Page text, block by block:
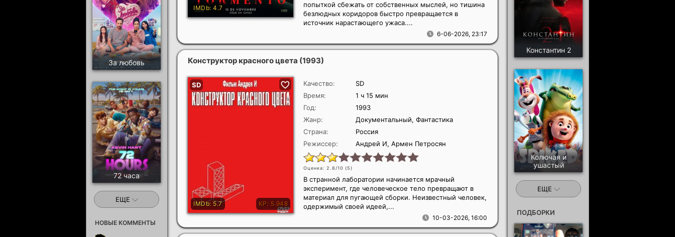
6-06-2026, 23:17
попыткой сбежать от собственных мыслей, но тишина
безлюдных коридоров быстро превращается в
источник нарастающего ужаса....
Конструктор красного цвета (1993)
Качество:
SD
Время:
1 ч 15 мин
Год:
1993
Жанр:
Документальный, Фантастика
Страна:
Россия
Режиссер:
Андрей И, Армен Петросян
Оценка: 2.8/10 (5)
10-03-2026, 16:00
В странной лаборатории начинается мрачный
эксперимент, где человеческое тело превращают в
материал для пугающей сборки. Неизвестный человек,
одержимый своей идеей,...
За любовь
72 часа
ЕЩЕ
НОВЫЕ КОММЕНТЫ
Константин 2
Колючая и
ушастый
ЕЩЕ
ПОДБОРКИ